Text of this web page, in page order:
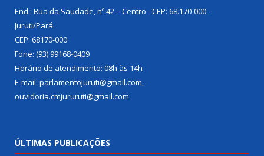
End.: Rua da Saudade, nº 42 – Centro - CEP: 68.170-000 –
Juruti/Pará
CEP: 68170-000
Fone: (93) 99168-0409
Horário de atendimento: 08h às 14h
E-mail: parlamentojuruti@gmail.com,
ouvidoria.cmjururuti@gmail.com
ÚLTIMAS PUBLICAÇÕES